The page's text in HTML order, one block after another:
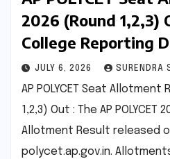
2026 (Round 1,2,3)
College Reporting
JULY 6, 2026 SURENDRA
AP POLYCET Seat Allotment
1,2,3) Out : The AP POLYCET
Allotment Result released
polycet.ap.gov.in.